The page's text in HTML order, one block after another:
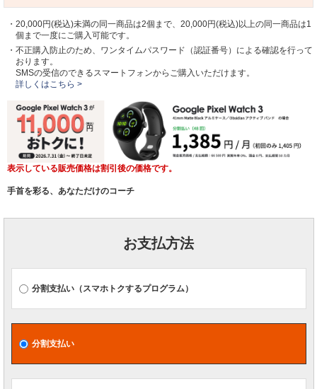
・20,000円(税込)未満の同一商品は2個まで、20,000円(税込)以上の同一商品は1
個まで一度にご購入可能です。
・不正購入防止のため、ワンタイムパスワード（認証番号）による確認を行って
おります。
SMSの受信のできるスマートフォンからご購入いただけます。
詳しくはこちら >
表示している販売価格は割引後の価格です。
手首を彩る、あなただけのコーチ
お支払方法
分割支払い（スマホトクするプログラム）
分割支払い